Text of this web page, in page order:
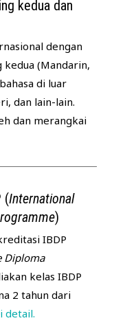
kedua dan
dengan
kedua (Mandarin,
di luar
dan lain-lain.
dan merangkai
(International
)
IBDP
Diploma
kelas IBDP
2 tahun dari
detail.